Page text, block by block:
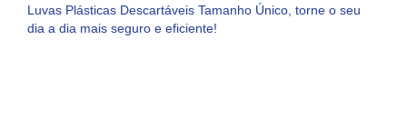
Luvas Plásticas Descartáveis Tamanho Único, torne o seu
dia a dia mais seguro e eficiente!